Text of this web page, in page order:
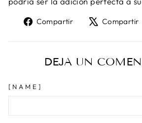
Compartir
Compartir
Facebook
Compartir
DEJA UN
[NAME]